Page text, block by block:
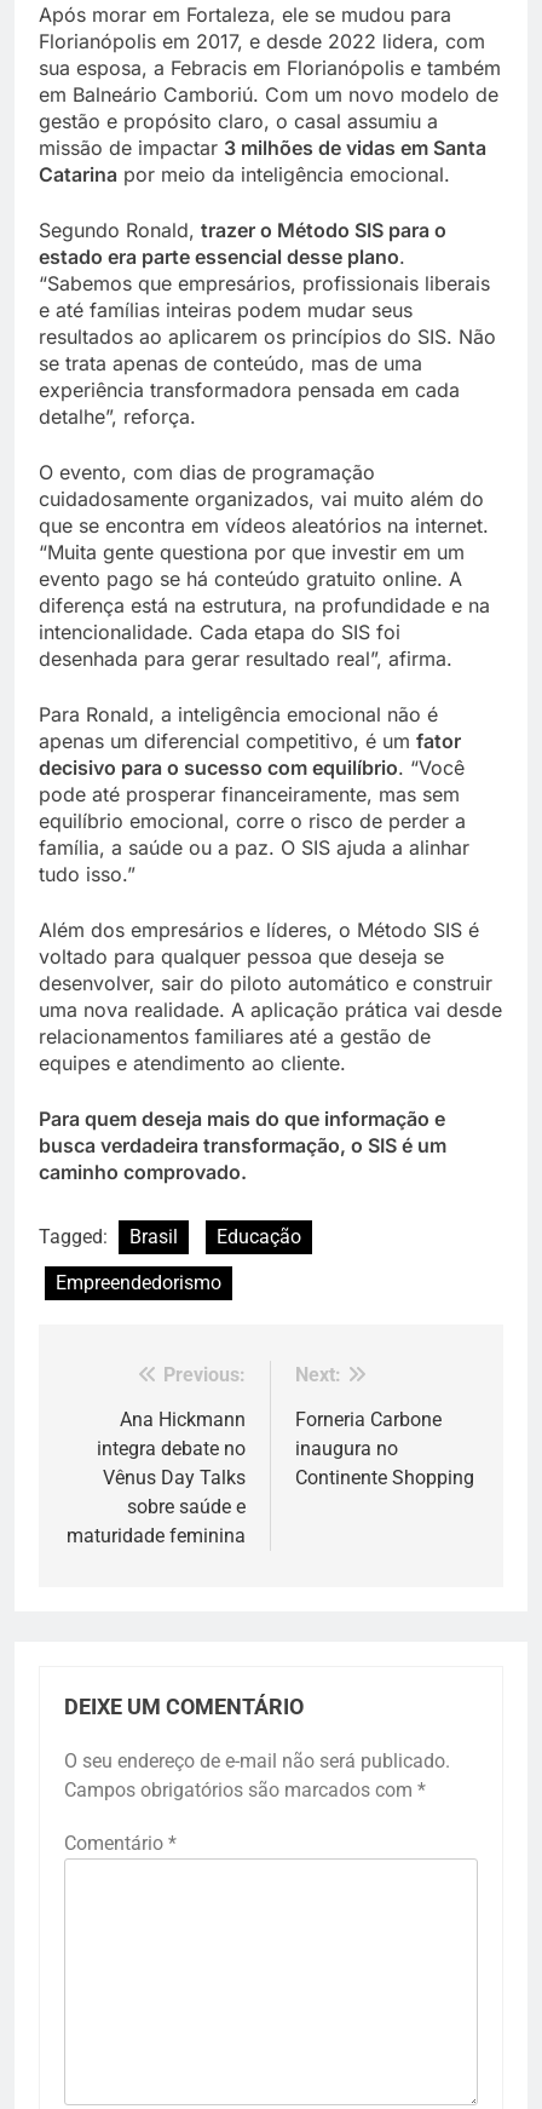
Após morar em Fortaleza, ele se mudou para
Florianópolis em 2017, e desde 2022 lidera, com
sua esposa, a Febracis em Florianópolis e também
em Balneário Camboriú. Com um novo modelo de
gestão e propósito claro, o casal assumiu a
missão de impactar 3 milhões de vidas em Santa
Catarina por meio da inteligência emocional.
Segundo Ronald, trazer o Método SIS para o
estado era parte essencial desse plano.
“Sabemos que empresários, profissionais liberais
e até famílias inteiras podem mudar seus
resultados ao aplicarem os princípios do SIS. Não
se trata apenas de conteúdo, mas de uma
experiência transformadora pensada em cada
detalhe”, reforça.
O evento, com dias de programação
cuidadosamente organizados, vai muito além do
que se encontra em vídeos aleatórios na internet.
“Muita gente questiona por que investir em um
evento pago se há conteúdo gratuito online. A
diferença está na estrutura, na profundidade e na
intencionalidade. Cada etapa do SIS foi
desenhada para gerar resultado real”, afirma.
Para Ronald, a inteligência emocional não é
apenas um diferencial competitivo, é um fator
decisivo para o sucesso com equilíbrio. “Você
pode até prosperar financeiramente, mas sem
equilíbrio emocional, corre o risco de perder a
família, a saúde ou a paz. O SIS ajuda a alinhar
tudo isso.”
Além dos empresários e líderes, o Método SIS é
voltado para qualquer pessoa que deseja se
desenvolver, sair do piloto automático e construir
uma nova realidade. A aplicação prática vai desde
relacionamentos familiares até a gestão de
equipes e atendimento ao cliente.
Para quem deseja mais do que informação e
busca verdadeira transformação, o SIS é um
caminho comprovado.
Tagged: Brasil
Educação
Empreendedorismo
Navegação
Post
Previous:
Ana Hickmann
integra debate no
Vênus Day Talks
sobre saúde e
maturidade feminina
Next:
Forneria Carbone
inaugura no
Continente Shopping
DEIXE UM COMENTÁRIO
O seu endereço de e-mail não será publicado.
Campos obrigatórios são marcados com *
Comentário *